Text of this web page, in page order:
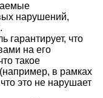
нарушений,
гарантирует, что
на его
такое
в рамках
это не нарушает